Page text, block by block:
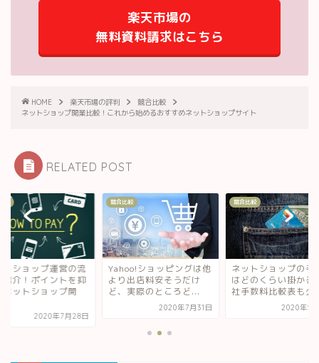
楽天市場の
無料資料請求はこちら
HOME 楽天市場の評判
競合比較
ネットショップ開業比較！これから始めるおすすめネットショップサイト
RELATED POST
ショッピングは他
出店料安そうだけ
実際のところど...
競合比較
ネットショップの手数料
はどのくらい掛かる？各
社手数料比較表も公開！
2020年5月30日
競合比較
ネットショップ運営
れを紹介！ポイント
えてネットショップ